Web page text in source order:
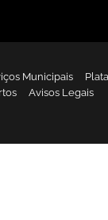
Municipais
Avisos Legais